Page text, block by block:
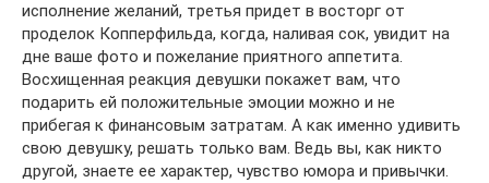
исполнение желаний, третья придет в восторг от
проделок Копперфильда, когда, наливая сок, увидит на
дне ваше фото и пожелание приятного аппетита.
Восхищенная реакция девушки покажет вам, что
подарить ей положительные эмоции можно и не
прибегая к финансовым затратам. А как именно удивить
свою девушку, решать только вам. Ведь вы, как никто
другой, знаете ее характер, чувство юмора и привычки.